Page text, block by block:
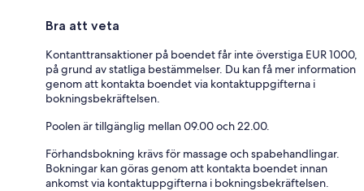
Bra att veta
Kontanttransaktioner på boendet får inte överstiga EUR 1000,
på grund av statliga bestämmelser. Du kan få mer information
genom att kontakta boendet via kontaktuppgifterna i
bokningsbekräftelsen.
Poolen är tillgänglig mellan 09.00 och 22.00.
Förhandsbokning krävs för massage och spabehandlingar.
Bokningar kan göras genom att kontakta boendet innan
ankomst via kontaktuppgifterna i bokningsbekräftelsen.